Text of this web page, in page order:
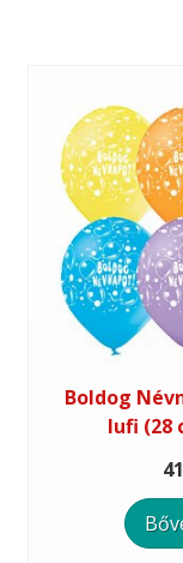
Boldog
lufi (28